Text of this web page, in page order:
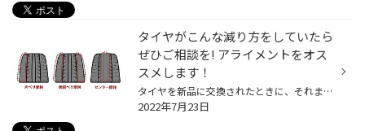
タイヤがこんな減り方をしていたら
ぜひご相談を! アライメントをオス
スメします！
タイヤを新品に交換されたときに、それまで履いていたタイヤが「偏摩耗」しているとご指摘を受けたことはありませんか？ タイヤのもったいない減り方、つまり「偏摩耗」という言葉は聞いたことがあるけれど、どんなふうに減るの？という方もいらっしゃると思います。 「偏摩耗」とは、タイヤのトレ...
2022年7月23日